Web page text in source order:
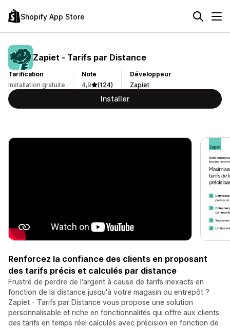
Shopify App Store
Zapiet ‑ Tarifs par Distance
Tarification
Installation gratuite
Note
4,9
(124)
Développeur
Zapiet
Installer
Renforcez la confiance des clients en proposant
des tarifs précis et calculés par distance
Frustré de perdre de l'argent à cause de tarifs inexacts en
fonction de la distance jusqu'à votre magasin ou entrepôt ?
Zapiet - Tarifs par Distance vous propose une solution
personnalisable et riche en fonctionnalités qui offre aux clients
des tarifs en temps réel calculés avec précision en fonction de